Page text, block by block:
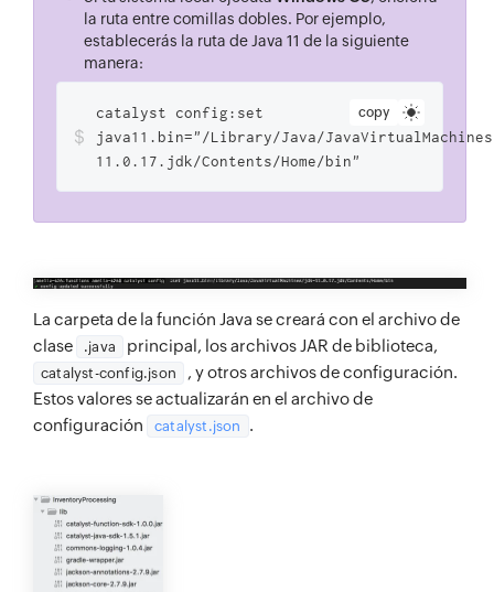
la ruta entre comillas dobles. Por ejemplo,
establecerás la ruta de Java 11 de la siguiente
manera:
copy
$
catalyst config:set
java11.bin="/Library/Java/
11.0.17.jdk/Contents/Home/bin"
La carpeta de la función Java se creará con el archivo de
clase
.java principal, los archivos JAR de biblioteca,
catalyst-config.json
, y otros archivos de configuración.
Estos valores se actualizarán en el archivo de
configuración
catalyst.json .